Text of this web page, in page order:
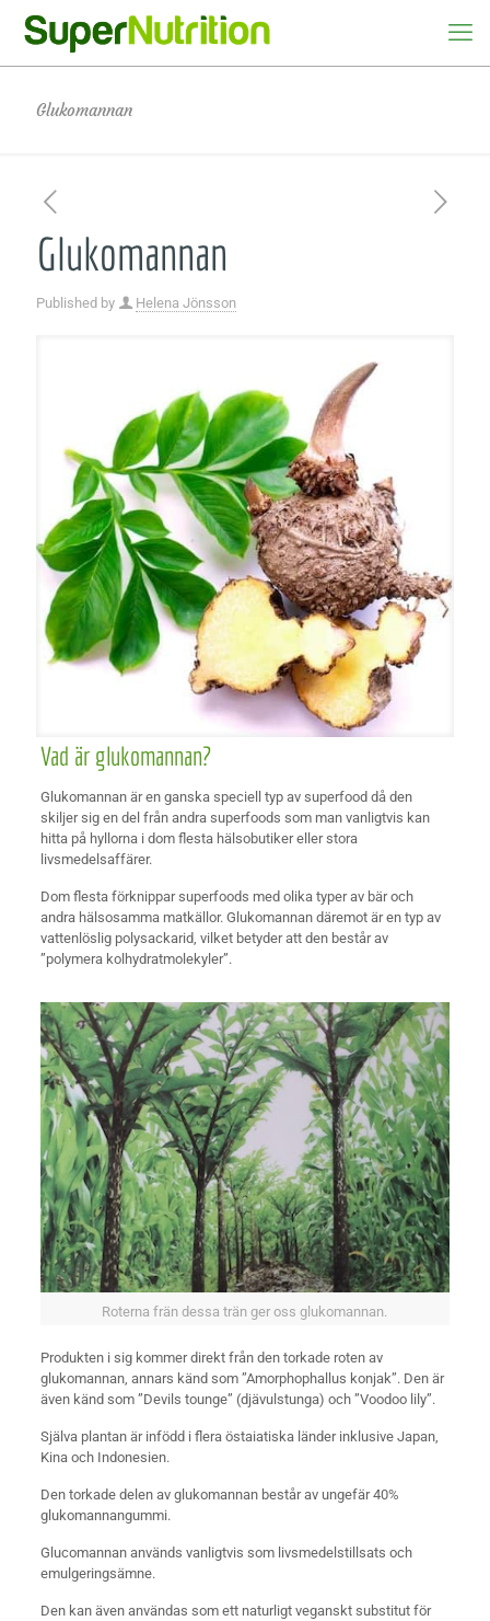
Glukomannan
Glukomannan
Published by Helena Jönsson
Vad är glukomannan?
Glukomannan är en ganska speciell typ av superfood då den
skiljer sig en del från andra superfoods som man vanligtvis kan
hitta på hyllorna i dom flesta hälsobutiker eller stora
livsmedelsaffärer.
Dom flesta förknippar superfoods med olika typer av bär och
andra hälsosamma matkällor. Glukomannan däremot är en typ av
vattenlöslig polysackarid, vilket betyder att den består av
”polymera kolhydratmolekyler”.
Roterna frän dessa trän ger oss glukomannan.
Produkten i sig kommer direkt från den torkade roten av
glukomannan, annars känd som ”Amorphophallus konjak”. Den är
även känd som ”Devils tounge” (djävulstunga) och ”Voodoo lily”.
Själva plantan är infödd i flera östaiatiska länder inklusive Japan,
Kina och Indonesien.
Den torkade delen av glukomannan består av ungefär 40%
glukomannangummi.
Glucomannan används vanligtvis som livsmedelstillsats och
emulgeringsämne.
Den kan även användas som ett naturligt veganskt substitut för